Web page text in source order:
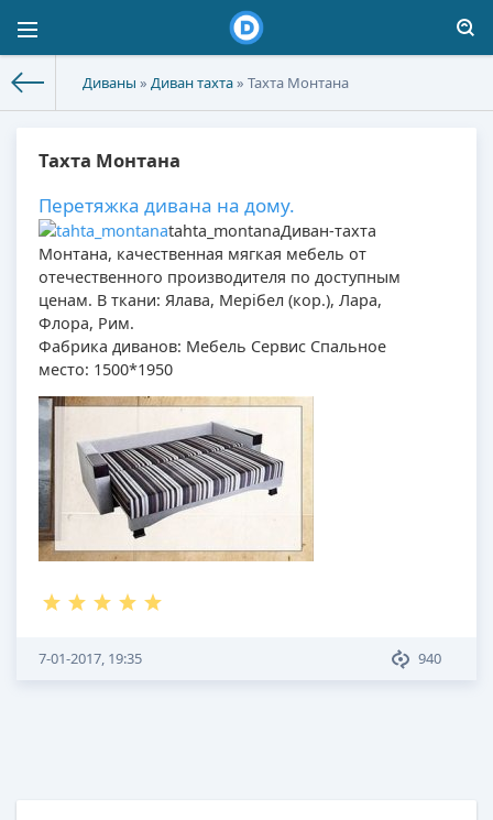
Диваны » Диван тахта» Тахта Монтана
Тахта Монтана
Перетяжка дивана на дому.
tahta_montanaДиван-тахта
Монтана, качественная мягкая мебель от
отечественного производителя по доступным
ценам. В ткани: Ялава, Мерібел (кор.), Лара,
Флора, Рим.
Фабрика диванов: Мебель Сервис Спальное
место: 1500*1950
940
7-01-2017, 19:35